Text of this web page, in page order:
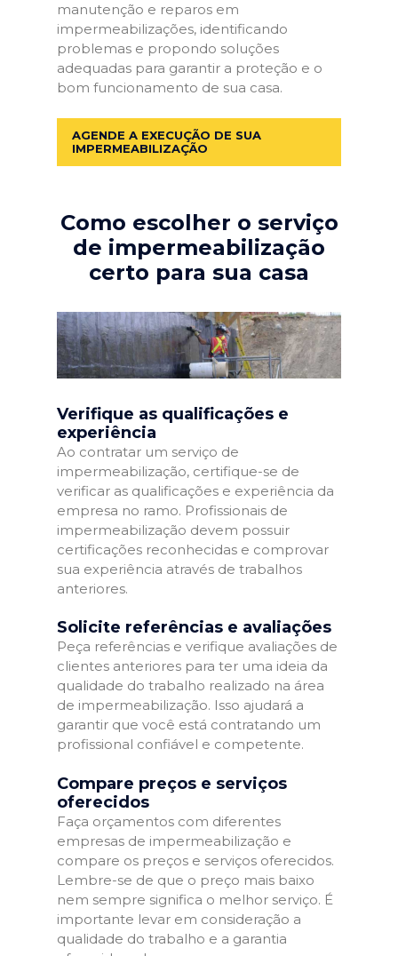
manutenção e reparos em
impermeabilizações, identificando
problemas e propondo soluções
adequadas para garantir a proteção e o
bom funcionamento de sua casa.
AGENDE A EXECUÇÃO DE SUA
IMPERMEABILIZAÇÃO
Como escolher o serviço
de impermeabilização
certo para sua casa
Verifique as qualificações e
experiência
Ao contratar um serviço de
impermeabilização, certifique-se de
verificar as qualificações e experiência da
empresa no ramo. Profissionais de
impermeabilização devem possuir
certificações reconhecidas e comprovar
sua experiência através de trabalhos
anteriores.
Solicite referências e avaliações
Peça referências e verifique avaliações de
clientes anteriores para ter uma ideia da
qualidade do trabalho realizado na área
de impermeabilização. Isso ajudará a
garantir que você está contratando um
profissional confiável e competente.
Compare preços e serviços
oferecidos
Faça orçamentos com diferentes
empresas de impermeabilização e
compare os preços e serviços oferecidos.
Lembre-se de que o preço mais baixo
nem sempre significa o melhor serviço. É
importante levar em consideração a
qualidade do trabalho e a garantia